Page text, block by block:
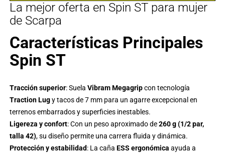
La mejor oferta en Spin ST para mujer
de Scarpa
Características Principales
Spin ST
Tracción superior: Suela Vibram Megagripcon tecnología
Traction Lugy tacos de 7 mm para un agarre excepcional en
terrenos embarrados y superficies inestables.
Ligereza y confort: Con un peso aproximado de260 g (1/2 par,
talla 42), su diseño permite una carrera fluida y dinámica.
Protección y estabilidad: La caña ESS ergonómica ayuda a